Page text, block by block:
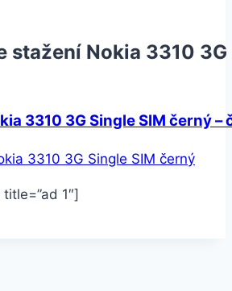
stažení Nokia 3310 3G
3310 3G Single SIM černý –
3310 3G Single SIM černý
title=”ad 1″]